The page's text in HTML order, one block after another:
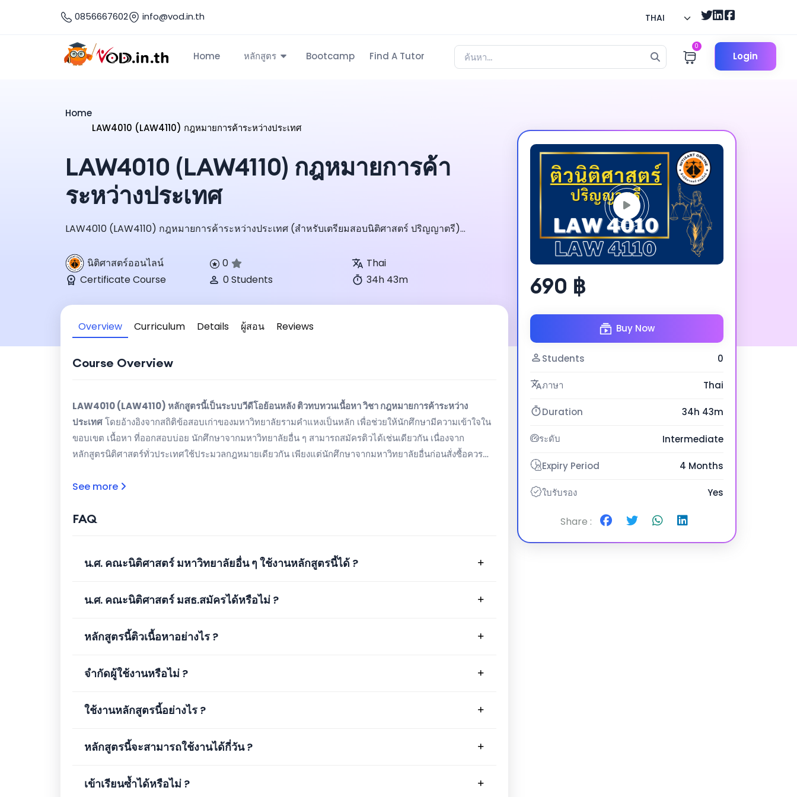
0856667602 info@vod.in.th THAI
Home หลักสูตร Bootcamp Find A Tutor
0
Login
Home
LAW4010 (LAW4110) กฎหมายการค้าระหว่างประเทศ
LAW4010 (LAW4110) กฎหมายการค้า
ระหว่างประเทศ
LAW4010 (LAW4110) กฎหมายการค้าระหว่างประเทศ (สำหรับเตรียมสอบนิติศาสตร์ ปริญญาตรี)...
นิติศาสตร์ออนไลน์ 0
Thai
Certificate Course
0 Students 34h 43m
Overview Curriculum Details ผู้สอน Reviews
Course Overview
LAW4010 (LAW4110) หลักสูตรนี้เป็นระบบวีดีโอย้อนหลัง ติวทบทวนเนื้อหา วิชากฎหมายการค้าระหว่าง
ประเทศโดยอ้างอิงจากสถิติข้อสอบเก่าของมหาวิทยาลัยรามคำแหงเป็นหลัก เพื่อช่วยให้นักศึกษามีความเข้าใจใน
ขอบเขต เนื้อหา ที่ออกสอบบ่อย นักศึกษาจากมหาวิทยาลัยอื่น ๆ สามารถสมัครติวได้เช่นเดียวกัน เนื่องจาก
หลักสูตรนิติศาสตร์ทั่วประเทศใช้ประมวลกฎหมายเดียวกัน เพียงแต่นักศึกษาจากมหาวิทยาลัยอื่นก่อนสั่งซื้อควร
ท่านจะสามารถใช้งานได้เป็นระยะเวลา 4 เดือน นับแต่วันที่สั่งซื้อ)
See more
FAQ
น.ศ. คณะนิติศาสตร์ มหาวิทยาลัยอื่น ๆ ใช้งานหลักสูตรนี้ได้ ?
น.ศ. คณะนิติศาสตร์ มสธ.สมัครได้หรือไม่ ?
หลักสูตรนี้ติวเนื้อหาอย่างไร ?
จำกัดผู้ใช้งานหรือไม่ ?
ใช้งานหลักสูตรนี้อย่างไร ?
หลักสูตรนี้จะสามารถใช้งานได้กี่วัน ?
เข้าเรียนซ้ำได้หรือไม่ ?
690 ฿
Buy Now
Students 0
ภาษา Thai
Duration 34h 43m
ระดับ Intermediate
Expiry Period 4 Months
ใบรับรอง Yes
Share :